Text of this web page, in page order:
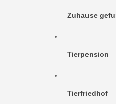
Zuhause
Tierpension
Tierfriedhof